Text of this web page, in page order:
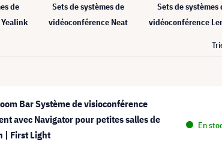
de
Sets de systèmes de
vidéoconférence Neat
Sets de systèmes
vidéoconférence
Bar Système de visioconférence
avec Navigator pour petites salles de
| First Light
En